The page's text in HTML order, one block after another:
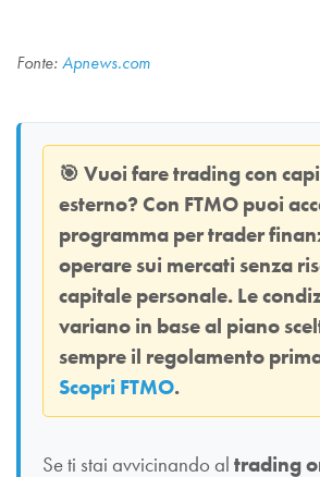
Fonte:Apnews.com
🎯 Vuoi fare trading con
esterno? Con FTMO puoi
programma per trader
operare sui mercati senza
capitale personale. Le
variano in base al piano
sempre il regolamento
Scopri FTMO.
Se ti stai avvicinando al trading